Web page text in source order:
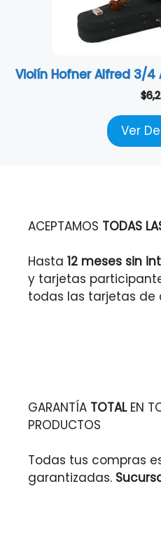
Violín Hofner Alfred 3/4
$
Ver
ACEPTAMOS TODAS
Hasta 12 meses sin
y tarjetas
todas las tarjetas de
GARANTÍA TOTALEN
PRODUCTOS
Todas tus compras
garantizadas.